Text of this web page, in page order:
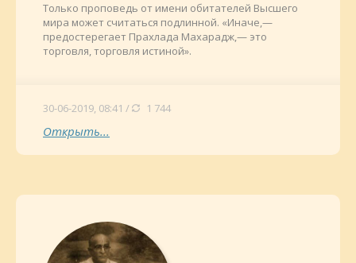
Только проповедь от имени обитателей Высшего
мира может считаться подлинной. «Иначе,—
предостерегает Прахлада Махарадж,— это
торговля, торговля истиной».
30-06-2019, 08:41 / 1 744
Открыть...